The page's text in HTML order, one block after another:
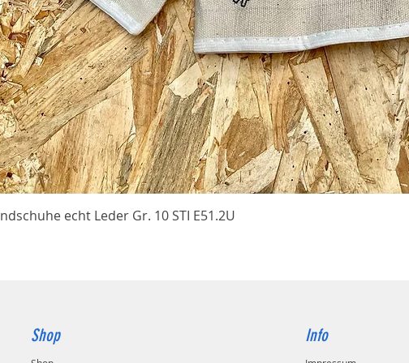
Schnellansicht
echt Leder Gr. 10 STI E51.2U
Shop Info